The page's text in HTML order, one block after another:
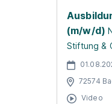
(m/w/d)
Stiftung &
72574
Video